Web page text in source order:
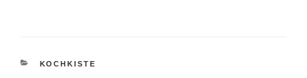
KATEGORIEN
KOCHKISTE